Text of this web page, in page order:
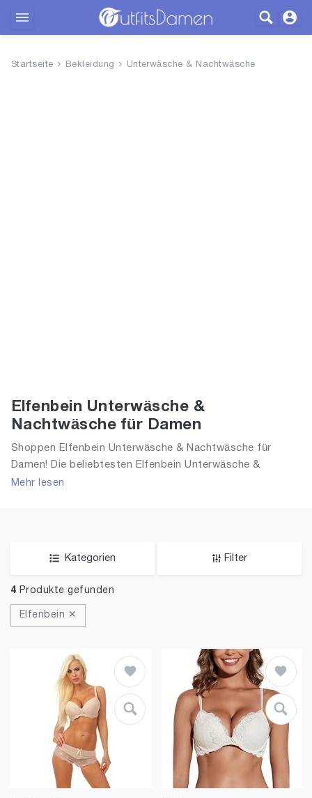
Startseite Bekleidung Unterwäsche & Nachtwäsche
Elfenbein Unterwäsche &
Nachtwäsche für Damen
Shoppen Elfenbein Unterwäsche & Nachtwäsche für
Damen! Die beliebtesten Elfenbein Unterwäsche &
Nachtwäsche. Große Auswahl an Elfenbein Unterwäsche
Mehr lesen
Kategorien Filter
4 Produkte gefunden
Elfenbein ✕